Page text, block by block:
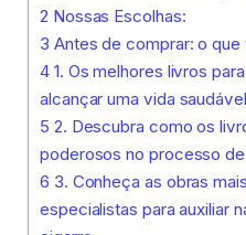
2 Nossas Escolhas:
3 Antes de comprar: o
41. Os melhores livros
alcançar uma vida saudável
5 2. Descubra como os
poderosos no processo
6 3. Conheça as obras
especialistas para auxiliar